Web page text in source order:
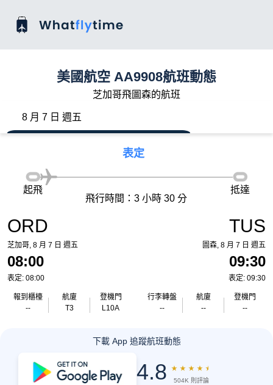
美國航空 AA9908航班動態
芝加哥飛圖森的航班
8 月 7 日 週五
表定
ORD
芝加哥, 8 月 7 日 週五
08:00
表定: 08:00
報到櫃檯
--
航廈
T3
登機門
L10A
起飛
飛行時間：3 小時 30 分
抵達
TUS
圖森, 8 月 7 日 週五
09:30
表定: 09:30
行李轉盤
--
航廈
--
登機門
--
下載 App 追蹤航班動態
4.8 ★ ★ ★ ★ ★
504K 則評論